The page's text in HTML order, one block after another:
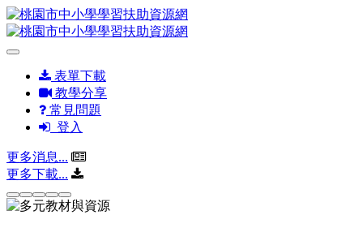
表單下載
教學分享
常見問題
登入
更多消息...
更多下載...